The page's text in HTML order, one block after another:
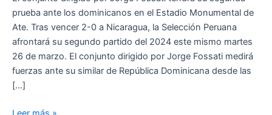
prueba ante los dominicanos en el Estadio Monumental de
Ate. Tras vencer 2-0 a Nicaragua, la Selección Peruana
afrontará su segundo partido del 2024 este mismo martes
26 de marzo. El conjunto dirigido por Jorge Fossati medirá
fuerzas ante su similar de República Dominicana desde las
[…]
Dónde